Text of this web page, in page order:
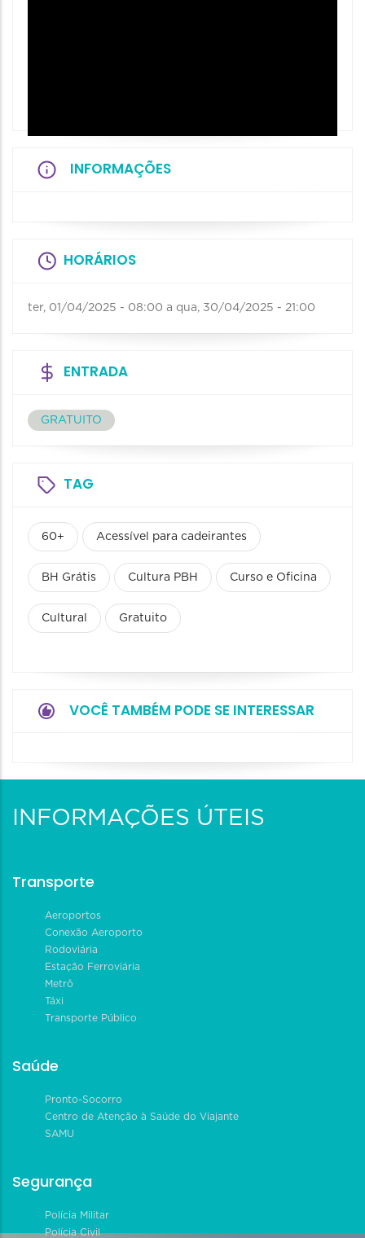
INFORMAÇÕES
HORÁRIOS
ter, 01/04/2025 - 08:00 a qua, 30/04/2025 - 21:00
ENTRADA
GRATUITO
TAG
60+ Acessível para cadeirantes
BH Grátis Cultura PBH Curso e Oficina
Cultural Gratuito
VOCÊ TAMBÉM PODE SE INTERESSAR
INFORMAÇÕES ÚTEIS
Transporte
Aeroportos
Conexão Aeroporto
Rodoviária
Estação Ferroviária
Metrô
Táxi
Transporte Público
Saúde
Pronto-Socorro
Centro de Atenção à Saúde do Viajante
SAMU
Segurança
Polícia Militar
Polícia Civil